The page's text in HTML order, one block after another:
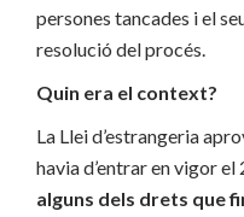
persones tancades i el
resolució del procés.
Quin era el context?
La Llei d’estrangeria
havia d’entrar en vigor
alguns dels drets que